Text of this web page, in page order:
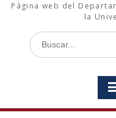
Página web del
la
Buscar: